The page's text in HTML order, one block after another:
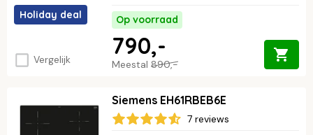
Holiday deal
Vergelijk
Op voorraad
Meestal 890,-
790,-
Siemens EH61RBEB6E
7 reviews